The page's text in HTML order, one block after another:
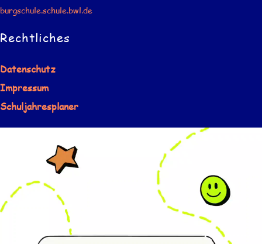
burgschule.schule.bwl.de
Rechtliches
Datenschutz
Impressum
Schuljahresplaner